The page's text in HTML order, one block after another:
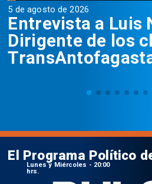
5 de agosto de 2026
Entrevista a Luis
Dirigente de los
El Programa Político
Lunes y Miércoles - 20:00
hrs.